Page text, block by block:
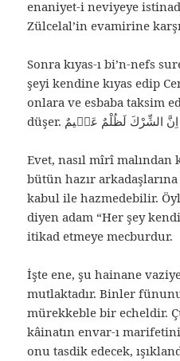
enaniyet-i neviyeye
Zülcelal’in evamirine
Sonra kıyas-ı bi’n-nefs
şeyi kendine kıyas edip
onlara ve esbaba taksim
Evet, nasıl mîrî malından
bütün hazır
kabul ile hazmedebilir.
diyen adam “Her şey
itikad etmeye mecburdur.
İşte ene, şu hainane
mutlaktadır. Binler
mürekkeble bir echeldir.
kâinatın envar-ı
onu tasdik edecek,